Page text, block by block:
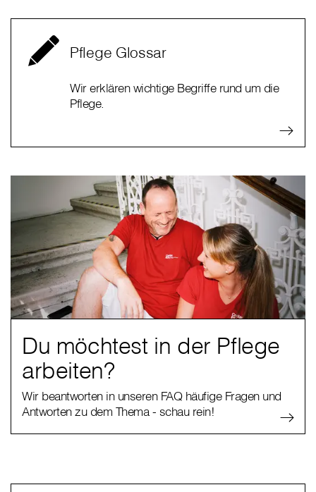
Pflege Glossar
Wir erklären wichtige Begriffe rund um die
Pflege.
Du möchtest in der Pflege
arbeiten?
Wir beantworten in unseren FAQ häufige Fragen und
Antworten zu dem Thema - schau rein!